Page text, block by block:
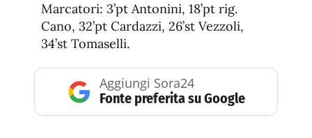
Marcatori: 3’pt Antonini, 18’pt rig.
Cano, 32’pt Cardazzi, 26’st Vezzoli,
34’st Tomaselli.
Aggiungi Sora24
Fonte preferita su Google